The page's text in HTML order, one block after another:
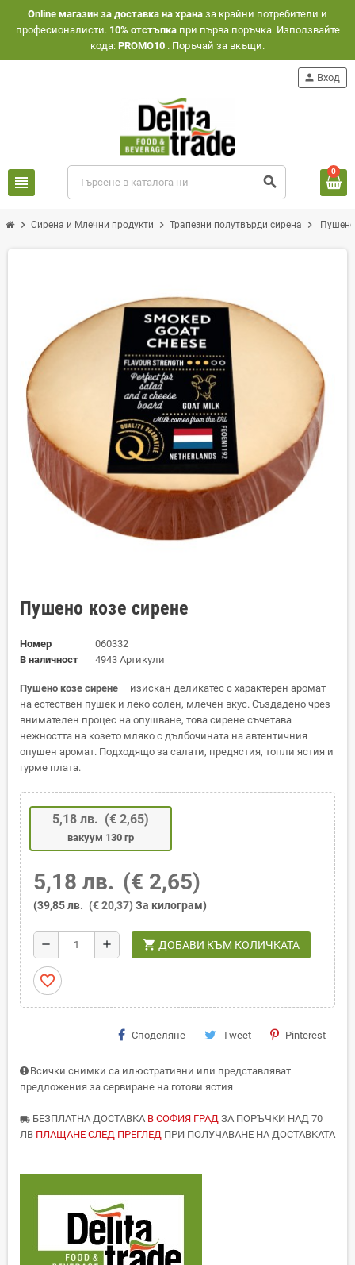
Оnline магазин за доставка на храна за крайни потребители и
професионалисти. 10% отстъпкапри първа поръчка. Използвайте
кода: PROMO10 . Поръчай за вкъщи.
view_headline search
person Вход
0
chevron_right Сирена и Млечни продукти chevron_right Трапезни полутвърди сирена chevron_right
Пушено козе сирене
Номер
060332
В наличност
4943 Артикули
Пушено козе сирене – изискан деликатес с характерен аромат
на естествен пушек и леко солен, млечен вкус. Създадено чрез
внимателен процес на опушване, това сирене съчетава
нежността на козето мляко с дълбочината на автентичния
опушен аромат. Подходящо за салати, предястия, топли ястия и
гурме плата.
5,18 лв. (€ 2,65)
вакуум 130 гр
5,18 лв. (€ 2,65)
(39,85 лв. (€ 20,37) За килограм)
remove add shopping_cart ДОБАВИ КЪМ КОЛИЧКАТА
favorite_border
Споделяне Tweet Pinterest
Всички снимки са илюстративни или представляват
предложения за сервиране на готови ястия
local_shipping БЕЗПЛАТНА ДОСТАВКА В СОФИЯ ГРАД ЗА ПОРЪЧКИ НАД 70
ЛВ ПЛАЩАНЕ СЛЕД ПРЕГЛЕД ПРИ ПОЛУЧАВАНЕ НА ДОСТАВКАТА